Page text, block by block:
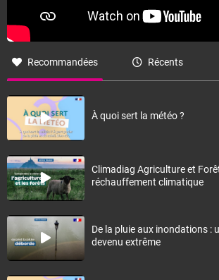
Recommandées Récents
À quoi sert la météo ?
Climadiag Agriculture et
réchauffement climatique
De la pluie aux inondations :
devenu extrême